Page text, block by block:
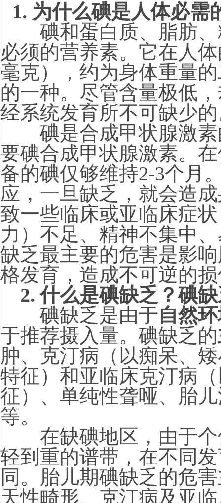
1. 为什么碘是人体必
碘和蛋白质、脂肪、
必须的营养素。它在人
毫克），约为身体重量
的一种。尽管含量极低
经系统发育所不可缺少
碘是合成甲状腺激素
要碘合成甲状腺激素。
备的碘仅够维持2-3个月
应，一旦缺乏，就会造
致一些临床或亚临床症
力）不足、精神不集中
缺乏最主要的危害是影
格发育，造成不可逆的
2.什么是碘缺乏？碘
碘缺乏是由于自然
于推荐摄入量。碘缺乏的
肿、克汀病（以痴呆、
特征）和亚临床克汀病
征）、单纯性聋哑、胎
等。
在缺碘地区，由于个
轻到重的谱带，在不同
同。胎儿期碘缺乏的危
天性畸形、克汀病及亚